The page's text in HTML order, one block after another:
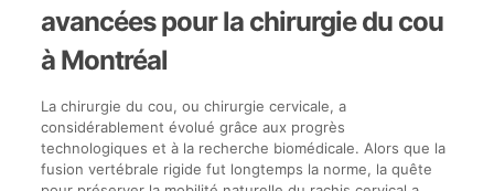
avancées pour la chirurgie du cou
à Montréal
La chirurgie du cou, ou chirurgie cervicale, a
considérablement évolué grâce aux progrès
technologiques et à la recherche biomédicale. Alors que la
fusion vertébrale rigide fut longtemps la norme, la quête